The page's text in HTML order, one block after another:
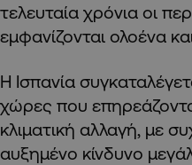
τελευταία χρόνια οι
εμφανίζονται ολοένα
Η Ισπανία
χώρες που
κλιματική αλλαγή, με
αυξημένο κίνδυνο